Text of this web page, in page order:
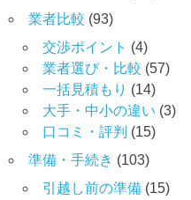
業者比較 (93)
交渉ポイント (4)
業者選び・比較 (57)
一括見積もり (14)
大手・中小の違い (3)
口コミ・評判 (15)
準備・手続き (103)
引越し前の準備 (15)